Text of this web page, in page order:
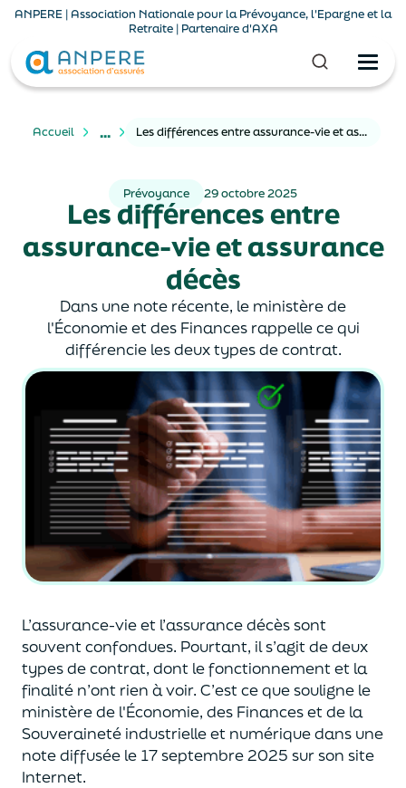
ANPERE | Association Nationale pour la Prévoyance, l'Epargne et la
Retraite | Partenaire d'AXA
Accueil ... Les différences entre assurance-vie et assurance décès
Prévoyance 29 octobre 2025
Les différences entre
assurance-vie et assurance
décès
Dans une note récente, le ministère de
l'Économie et des Finances rappelle ce qui
différencie les deux types de contrat.
L’assurance-vie et l’assurance décès sont
souventconfondues. Pourtant, il s’agit de deux
types de contrat, dont le fonctionnement et la
finalité n’ont rien à voir. C’est ce que souligne le
ministère de l'Économie, des Financeset de la
Souveraineté industrielle et numériquedans une
note diffusée le 17 septembre 2025 sur son site
Internet.